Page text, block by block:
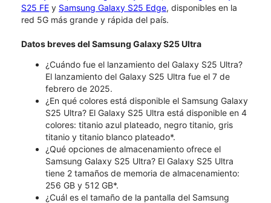
S25 FE y Samsung Galaxy S25 Edge, disponibles en la
red 5G más grande y rápida del país.
Datos breves del Samsung Galaxy S25 Ultra
¿Cuándo fue el lanzamiento del Galaxy S25 Ultra?
El lanzamiento del Galaxy S25 Ultra fue el 7 de
febrero de 2025.
¿En qué colores está disponible el Samsung Galaxy
S25 Ultra? El Galaxy S25 Ultra está disponible en 4
colores: titanio azul plateado, negro titanio, gris
titanio y titanio blanco plateado*.
¿Qué opciones de almacenamiento ofrece el
Samsung Galaxy S25 Ultra? El Galaxy S25 Ultra
tiene 2 tamaños de memoria de almacenamiento:
256 GB y 512 GB*.
¿Cuál es el tamaño de la pantalla del Samsung